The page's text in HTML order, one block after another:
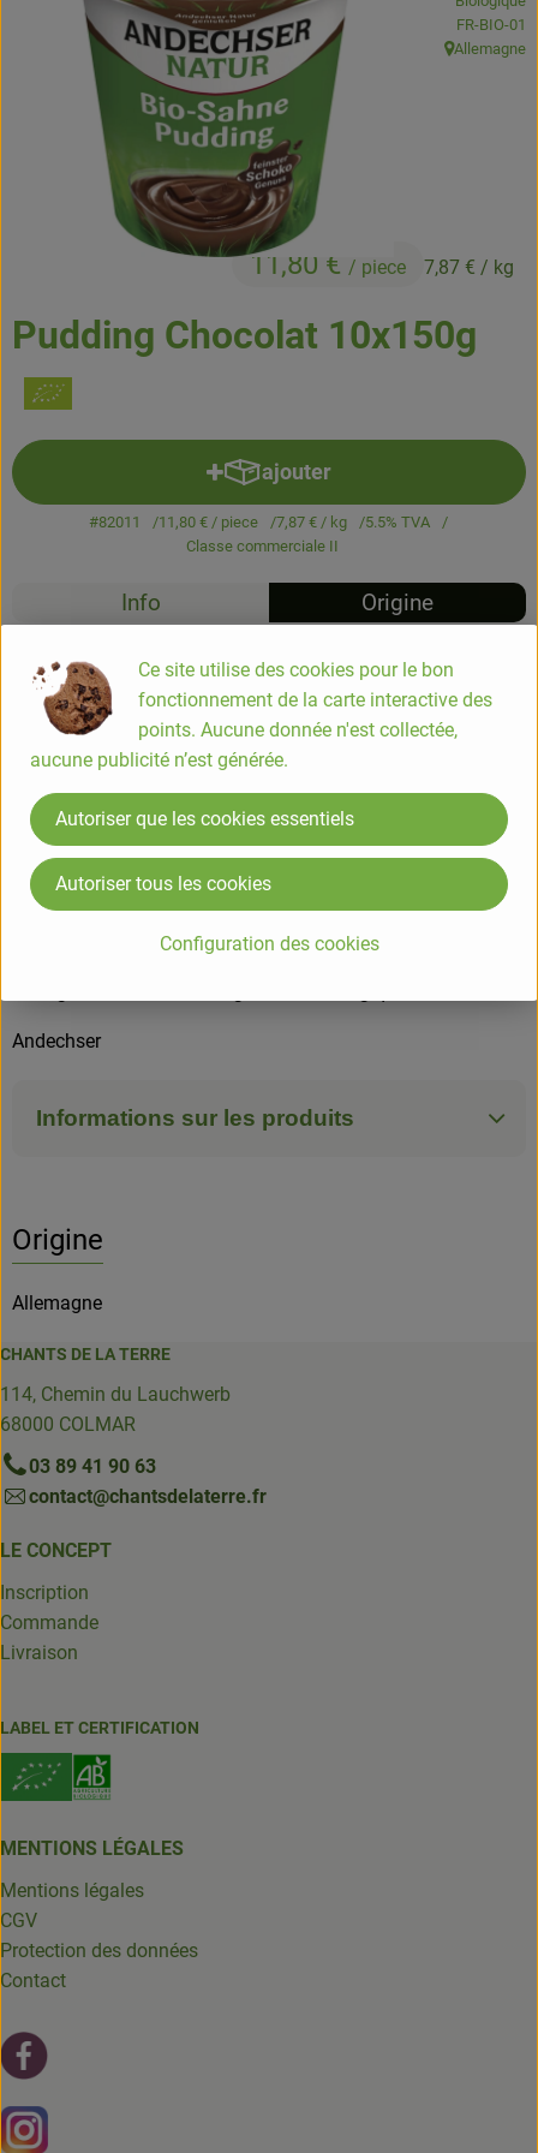
Boissons
Accessoires et divers
Cosmétique et hygiène
C'est nous
Pudding Chocolat 10x150g
11,80 € / piece 7,87 € / kg
, Autorité
FR-BIO-01
, Origine:
Allemagne
ajouter
Ajouter le produit au panier
#82011 11,80 €/ piece 7,87 €/ kg
5.5% TVA
Classe commerciale II
Info Origine
Info
Pudding Chocolat 10x150g
COMPOSITION
CRÈME 84 %* (avec 10 % de matière grasse), sucre de canne
brut*, poudre de chocolat 3%* (poudre de cacao*, sucre de
canne brut*), amidon de riz*, amidon de maïs*, épaississant
: gomme de caroube*, extrait de vanille* .
contient les ingrédients allergènes suivants : lait
Andechser
Informations sur les produits
Origine
Allemagne
CHANTS DE LA TERRE
114, Chemin du Lauchwerb
68000 COLMAR
03 89 41 90 63
contact@chantsdelaterre.fr
LE CONCEPT
Inscription
Commande
Livraison
LABEL ET CERTIFICATION
MENTIONS LÉGALES
Mentions légales
CGV
Protection des données
Contact
Lien externe vers https://www.instagram.com/
Ce site utilise des cookies pour le bon
fonctionnement de la carte interactive des
points. Aucune donnée n'est collectée,
aucune publicité n’est générée.
Configuration des cookies
Autoriser que les cookies essentiels
Autoriser tous les cookies